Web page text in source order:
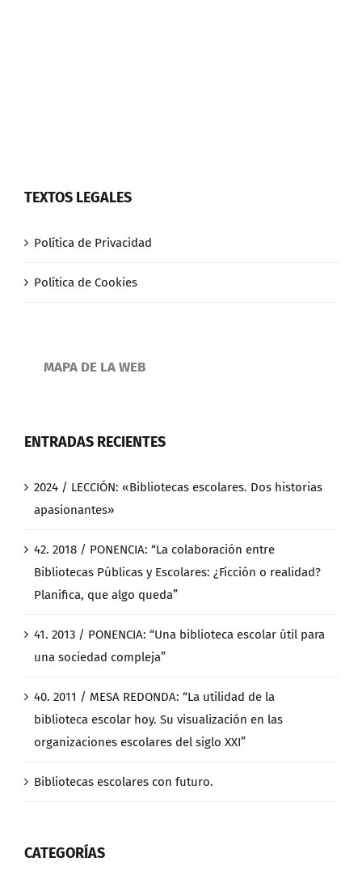
TEXTOS LEGALES
Política de Privacidad
Política de Cookies
MAPA DE LA WEB
ENTRADAS RECIENTES
2024 / LECCIÓN: «Bibliotecas escolares. Dos historias
apasionantes»
42. 2018 / PONENCIA: “La colaboración entre
Bibliotecas Públicas y Escolares: ¿Ficción o realidad?
Planifica, que algo queda”
41. 2013 / PONENCIA: “Una biblioteca escolar útil para
una sociedad compleja”
40. 2011 / MESA REDONDA: “La utilidad de la
biblioteca escolar hoy. Su visualización en las
organizaciones escolares del siglo XXI”
Bibliotecas escolares con futuro.
CATEGORÍAS